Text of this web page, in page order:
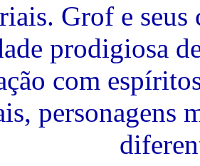
Grof e
prodigiosa
com
personagens